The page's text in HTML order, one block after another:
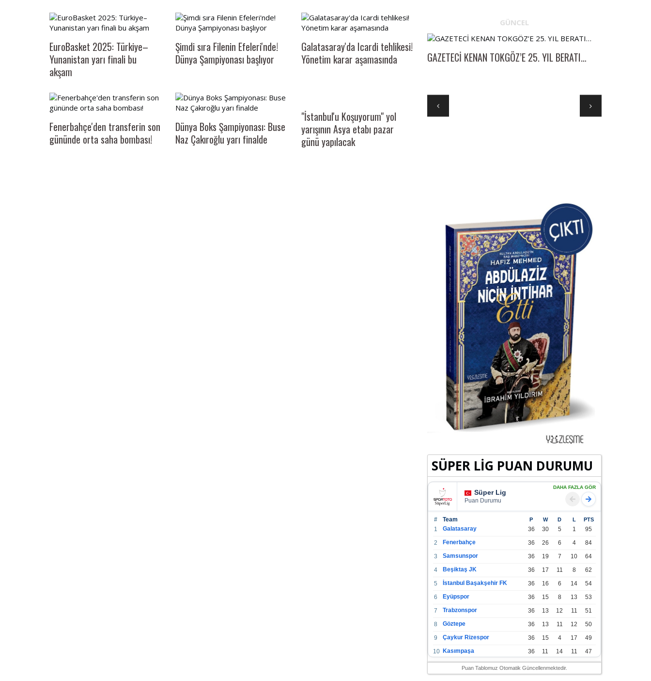
EuroBasket 2025: Türkiye–
Yunanistan yarı finali bu
akşam
Şimdi sıra Filenin Efeleri'nde!
Dünya Şampiyonası başlıyor
Galatasaray'da Icardi tehlikesi!
Yönetim karar aşamasında
Fenerbahçe'den transferin son
gününde orta saha bombası!
Dünya Boks Şampiyonası: Buse
Naz Çakıroğlu yarı finalde
"İstanbul'u Koşuyorum" yol
yarışının Asya etabı pazar
günü yapılacak
GÜNCEL
İKİ KAYNAK KİTAP TARİH ARAŞTIRMACILARININ MAVİ YILDIZ TURİZM VE HAZIR TUR’A İZMİR
GAZETECİ KENAN TOKGÖZ’E 25. YIL BERATI…
SÜPER LİG PUAN DURUMU
Süper Lig
Puan Durumu
DAHA FAZLA GÖR
# Team P W D L PTS
1 Galatasaray 36 30 5 1
95
2
Fenerbahçe 36 26 6 4
84
3
Samsunspor 36 19 7 10
64
4
Beşiktaş JK 36 17 11 8
62
5
İstanbul Başakşehir FK 36 16 6 14
54
6
Eyüpspor 36 15 8 13
53
7
Trabzonspor 36 13 12 11
51
8
Göztepe 36 13 11 12
50
9
Çaykur Rizespor 36 15 4 17
49
10 Kasımpaşa 36 11 14 11
47
Konyaspor 36
Puan Tablomuz Otomatik Güncellenmektedir.